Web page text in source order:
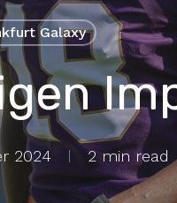
Galaxy
2024 2 min read